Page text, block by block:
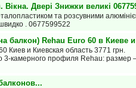
Двері Знижки великі
та розсувними
. 0677599522
балкон) Rehau Euro 60 в Киеве
Киев и Киевская область 3771 грн.
3-камерного профиля Rehau: